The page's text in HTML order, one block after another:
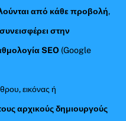
από κάθε προβολή,
συνεισφέρει στην
SEO (Google
εικόνας ή
αρχικούς δημιουργούς